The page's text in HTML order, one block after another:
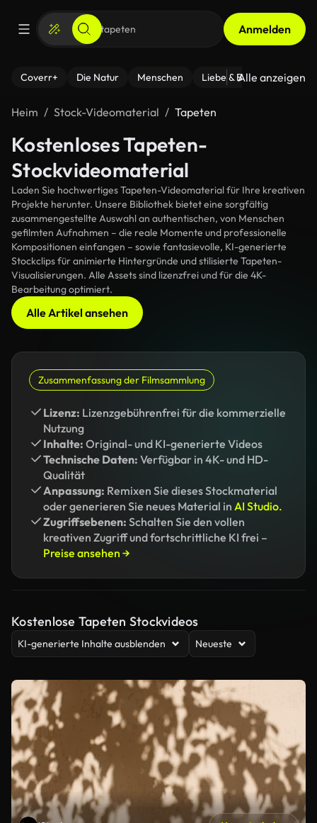
Anmelden
Coverr+ Die Natur Menschen Liebe & Beziehungen
Alle anzeigen
Heim Stock-Videomaterial Tapeten
Kostenloses Tapeten-
Stockvideomaterial
Laden Sie hochwertiges Tapeten-Videomaterial für Ihre kreativen
Projekte herunter. Unsere Bibliothek bietet eine sorgfältig
zusammengestellte Auswahl an authentischen, von Menschen
gefilmten Aufnahmen – die reale Momente und professionelle
Kompositionen einfangen – sowie fantasievolle, KI-generierte
Stockclips für animierte Hintergründe und stilisierte Tapeten-
Visualisierungen. Alle Assets sind lizenzfrei und für die 4K-
Bearbeitung optimiert.
Alle Artikel ansehen
Zusammenfassung der Filmsammlung
Lizenz: Lizenzgebührenfrei für die kommerzielle
Nutzung
Inhalte: Original- und KI-generierte Videos
Technische Daten: Verfügbar in 4K- und HD-
Qualität
Anpassung: Remixen Sie dieses Stockmaterial
oder generieren Sie neues Material in AI Studio.
Zugriffsebenen: Schalten Sie den vollen
kreativen Zugriff und fortschrittliche KI frei –
Preise ansehen →
Kostenlose Tapeten Stockvideos
KI-generierte Inhalte ausblenden Neueste